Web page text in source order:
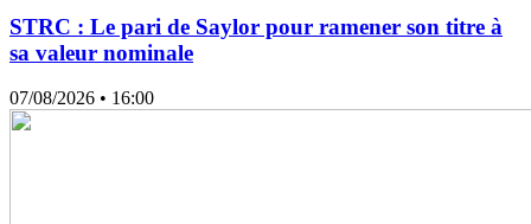
STRC : Le pari de Saylor pour ramener son titre à
sa valeur nominale
07/08/2026 • 16:00